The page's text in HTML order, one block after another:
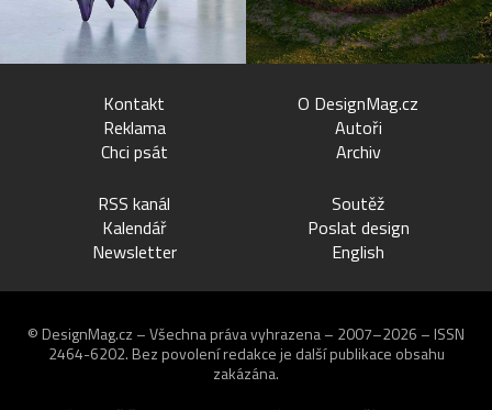
Kontakt
Reklama
Chci psát
O DesignMag.cz
Autoři
Archiv
RSS kanál
Kalendář
Newsletter
Soutěž
Poslat design
English
© DesignMag.cz – Všechna práva vyhrazena – 2007–2026 – ISSN
2464-6202. Bez povolení redakce je další publikace obsahu
zakázána.